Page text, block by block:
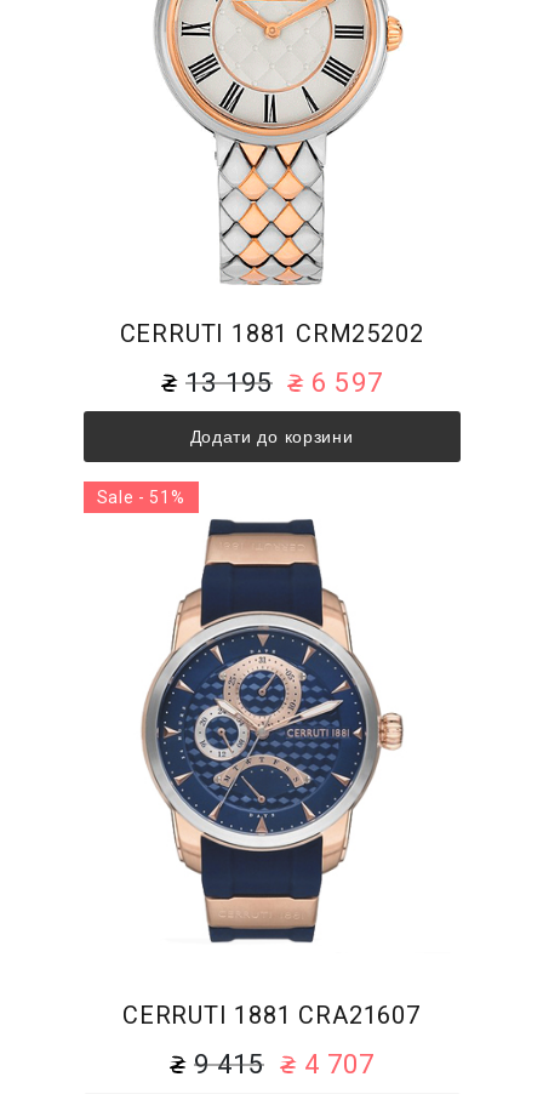
CERRUTI 1881 CRM25202
13 195 6 597
Додати до корзини
CERRUTI 1881 CRA21607
9 415 4 707
Sale - 51%